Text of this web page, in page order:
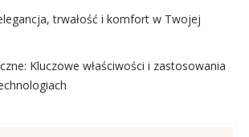
trwałość i komfort w Twojej
Kluczowe właściwości i zastosowania